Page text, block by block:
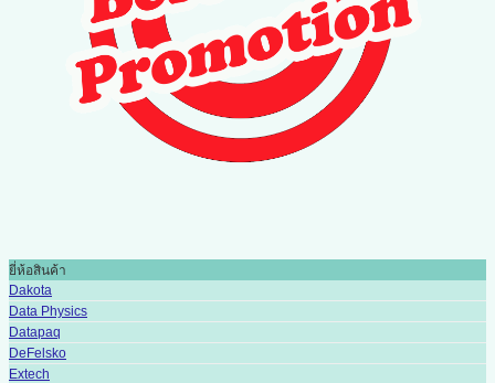
ยี่ห้อสินค้า
Dakota
Data Physics
Datapaq
DeFelsko
Extech